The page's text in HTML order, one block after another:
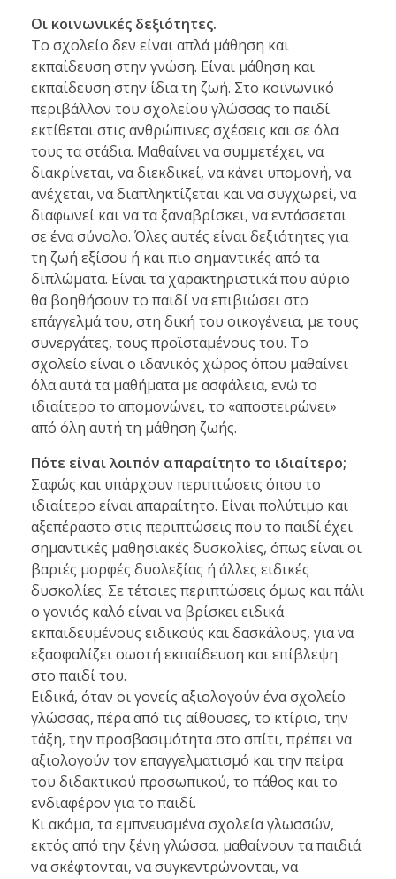
Οι κοινωνικές δεξιότητες.
Το σχολείο δεν είναι απλά μάθηση και
εκπαίδευση στην γνώση. Είναι μάθηση και
εκπαίδευση στην ίδια τη ζωή. Στο κοινωνικό
περιβάλλον του σχολείου γλώσσας το παιδί
εκτίθεται στις ανθρώπινες σχέσεις και σε όλα
τους τα στάδια. Μαθαίνει να συμμετέχει, να
διακρίνεται, να διεκδικεί, να κάνει υπομονή, να
ανέχεται, να διαπληκτίζεται και να συγχωρεί, να
διαφωνεί και να τα ξαναβρίσκει, να εντάσσεται
σε ένα σύνολο. Όλες αυτές είναι δεξιότητες για
τη ζωή εξίσου ή και πιο σημαντικές από τα
διπλώματα. Είναι τα χαρακτηριστικά που αύριο
θα βοηθήσουν το παιδί να επιβιώσει στο
επάγγελμά του, στη δική του οικογένεια, με τους
συνεργάτες, τους προϊσταμένους του. Το
σχολείο είναι ο ιδανικός χώρος όπου μαθαίνει
όλα αυτά τα μαθήματα με ασφάλεια, ενώ το
ιδιαίτερο το απομονώνει, το «αποστειρώνει»
από όλη αυτή τη μάθηση ζωής.
Πότε είναι λοιπόν απαραίτητο το ιδιαίτερο;
Σαφώς και υπάρχουν περιπτώσεις όπου το
ιδιαίτερο είναι απαραίτητο. Είναι πολύτιμο και
αξεπέραστο στις περιπτώσεις που το παιδί έχει
σημαντικές μαθησιακές δυσκολίες, όπως είναι οι
βαριές μορφές δυσλεξίας ή άλλες ειδικές
δυσκολίες. Σε τέτοιες περιπτώσεις όμως και πάλι
ο γονιός καλό είναι να βρίσκει ειδικά
εκπαιδευμένους ειδικούς και δασκάλους, για να
εξασφαλίζει σωστή εκπαίδευση και επίβλεψη
στο παιδί του.
Ειδικά, όταν οι γονείς αξιολογούν ένα σχολείο
γλώσσας, πέρα από τις αίθουσες, το κτίριο, την
τάξη, την προσβασιμότητα στο σπίτι, πρέπει να
αξιολογούν τον επαγγελματισμό και την πείρα
του διδακτικού προσωπικού, το πάθος και το
ενδιαφέρον για το παιδί.
Κι ακόμα, τα εμπνευσμένα σχολεία γλωσσών,
εκτός από την ξένη γλώσσα, μαθαίνουν τα παιδιά
να σκέφτονται, να συγκεντρώνονται, να